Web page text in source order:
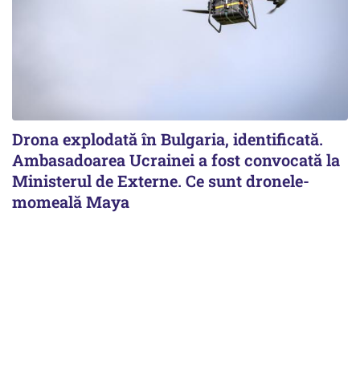
Drona explodată în Bulgaria, identificată.
Ambasadoarea Ucrainei a fost convocată la
Ministerul de Externe. Ce sunt dronele-
momeală Maya